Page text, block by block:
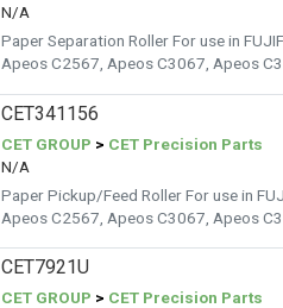
N/A
Paper Separation Roller For use in
Apeos C2567, Apeos C3067, Apeos
CET341156
CET GROUP > CET Precision Parts
N/A
Paper Pickup/Feed Roller For use in
Apeos C2567, Apeos C3067, Apeos
CET7921U
CET GROUP > CET Precision Parts